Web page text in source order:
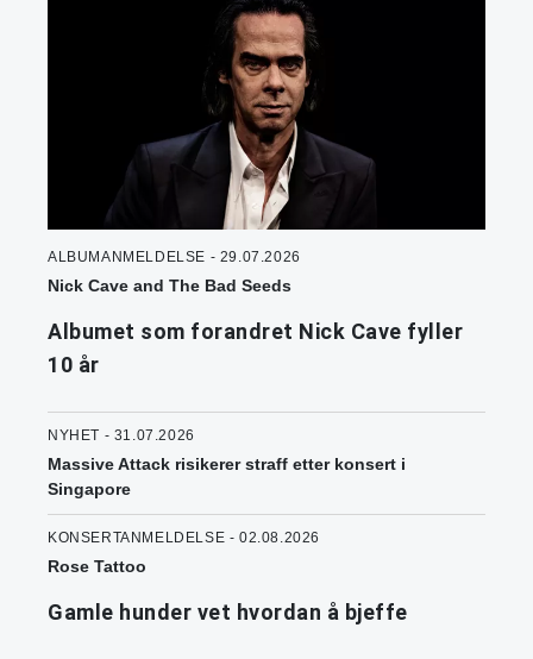
ALBUMANMELDELSE - 29.07.2026
Nick Cave and The Bad Seeds
Albumet som forandret Nick Cave fyller
10 år
NYHET - 31.07.2026
Massive Attack risikerer straff etter konsert i
Singapore
KONSERTANMELDELSE - 02.08.2026
Rose Tattoo
Gamle hunder vet hvordan å bjeffe